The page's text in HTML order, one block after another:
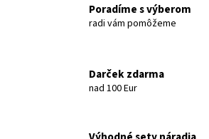
Poradíme s výberom
radi vám pomôžeme
Darček zdarma
nad 100 Eur